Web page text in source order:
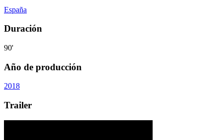
España
Duración
90'
Año de producción
2018
Trailer